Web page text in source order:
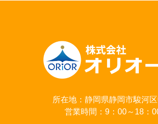
所在地：静岡県静岡市駿河区
営業時間：9：00～18：